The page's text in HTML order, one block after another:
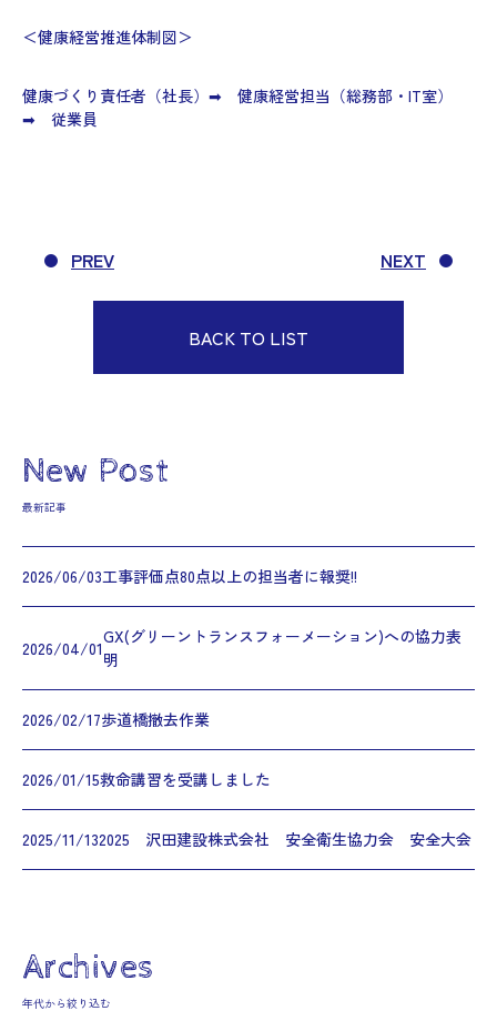
＜健康経営推進体制図＞
健康づくり責任者（社長）➡ 健康経営担当（総務部・IT室）
➡ 従業員
PREV NEXT
BACK TO LIST
New Post
最新記事
2026/06/03工事評価点80点以上の担当者に報奨!!
2026/04/01
GX(グリーントランスフォーメーション)への協力表
明
2026/02/17歩道橋撤去作業
2026/01/15救命講習を受講しました
2025/11/132025 沢田建設株式会社 安全衛生協力会 安全大会
Archives
年代から絞り込む